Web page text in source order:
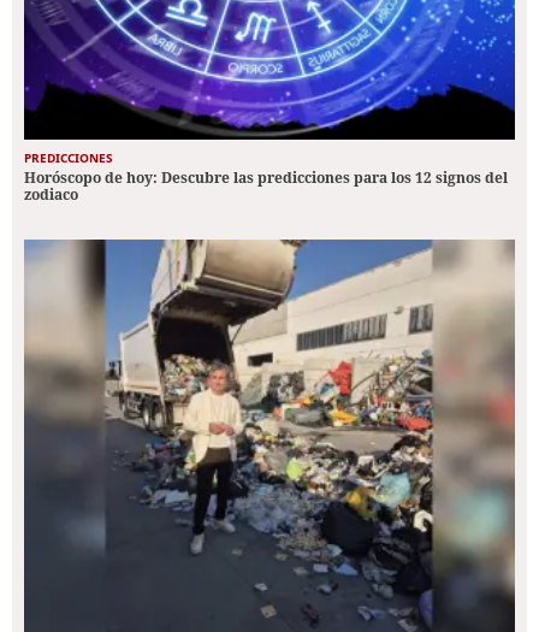
PREDICCIONES
Horóscopo de hoy: Descubre las predicciones para los 12 signos del
zodiaco